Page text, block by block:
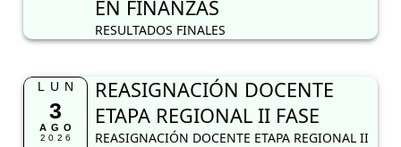
EN FINANZAS
RESULTADOS FINALES
LUN
3
AGO
2026
REASIGNACIÓN DOCENTE
ETAPA REGIONAL II FASE
REASIGNACIÓN DOCENTE ETAPA REGIONAL II